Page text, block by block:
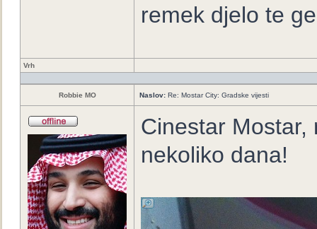
remek djelo te
Vrh
Robbie MO Naslov: Re: Mostar City: Gradske vijesti
Cinestar
nekoliko dana!